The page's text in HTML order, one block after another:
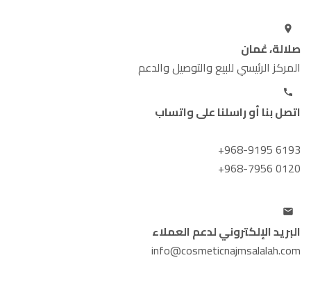
صلالة، عُمان
المركز الرئيسي للبيع والتوصيل والدعم
اتصل بنا أو راسلنا على واتساب
+968-9195 6193
+968-7956 0120
البريد الإلكتروني لدعم العملاء
info@cosmeticnajmsalalah.com